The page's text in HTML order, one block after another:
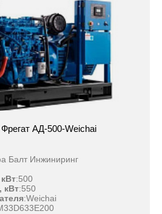
АД-500-Weichai
Балт Инжиниринг
:500
кВт:550
:Weichai